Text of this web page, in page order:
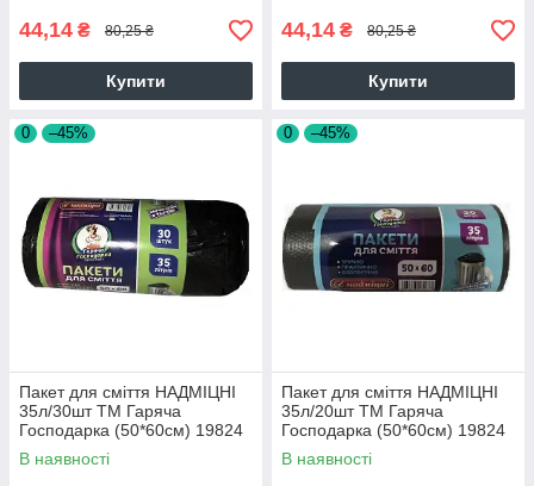
44,14 ₴ 80,25 ₴
Купити
44,14 ₴ 80,25 ₴
Купити
0 –45%
Пакет для сміття НАДМІЦНІ
35л/30шт ТМ Гаряча
Господарка (50*60см) 19824
В наявності
0 –45%
Пакет для сміття НАДМІЦНІ
35л/20шт ТМ Гаряча
Господарка (50*60см) 19824
В наявності